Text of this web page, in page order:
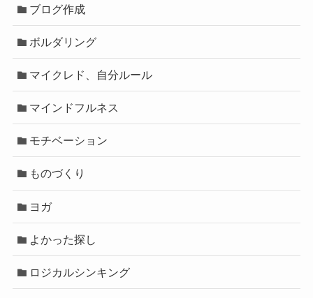
ブログ作成
ボルダリング
マイクレド、自分ルール
マインドフルネス
モチベーション
ものづくり
ヨガ
よかった探し
ロジカルシンキング